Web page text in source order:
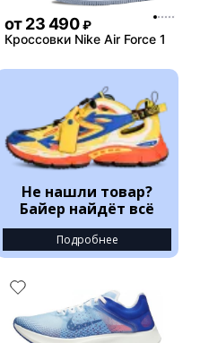
от23 490 ₽
Кроссовки Nike Air Force 1
Не нашли товар?
Байер найдёт всё
Подробнее